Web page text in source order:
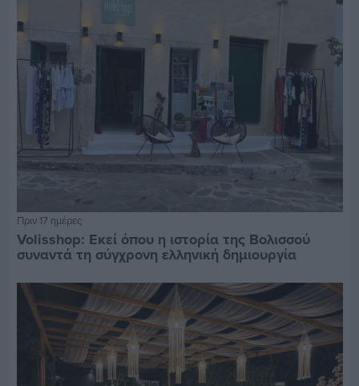
Πριν 17 ημέρες
Volisshop: Εκεί όπου η ιστορία της Βολισσού
συναντά τη σύγχρονη ελληνική δημιουργία